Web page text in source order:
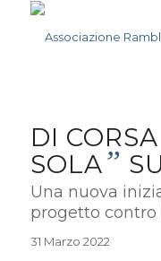
DI
SOLA”
Una nuova
progetto contro
31 Marzo 2022